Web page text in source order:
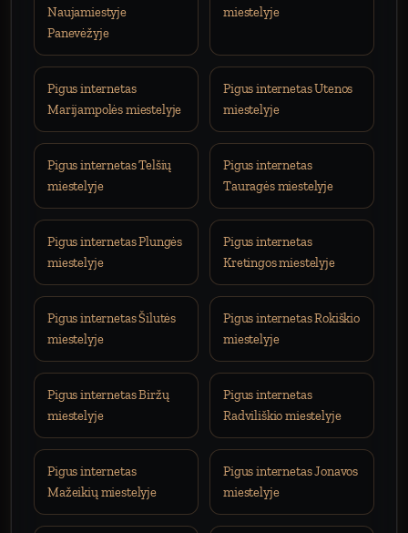
Naujamiestyje
Panevėžyje
miestelyje
Pigus internetas
Marijampolės miestelyje
Pigus internetas Utenos
miestelyje
Pigus internetas Telšių
miestelyje
Pigus internetas
Tauragės miestelyje
Pigus internetas Plungės
miestelyje
Pigus internetas
Kretingos miestelyje
Pigus internetas Šilutės
miestelyje
Pigus internetas Rokiškio
miestelyje
Pigus internetas Biržų
miestelyje
Pigus internetas
Radviliškio miestelyje
Pigus internetas
Mažeikių miestelyje
Pigus internetas Jonavos
miestelyje